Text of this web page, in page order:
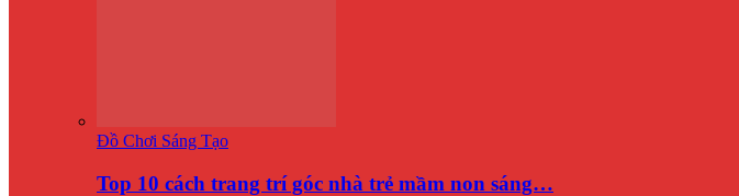
Đồ Chơi Sáng Tạo
Top 10 cách trang trí góc nhà trẻ mầm non sáng…